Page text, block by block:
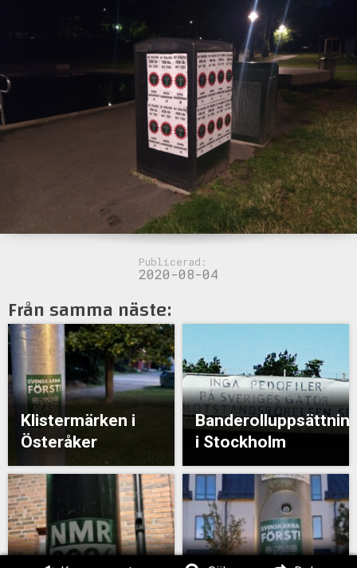
Publicerad:
2020-08-04
Från samma näste:
Klistermärken i
Österåker
i Stockholm